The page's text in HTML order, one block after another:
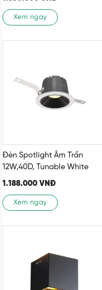
Xem ngay
Đèn Spotlight Âm Trần
12W,40D, Tunable White
1.188.000 VNĐ
Xem ngay